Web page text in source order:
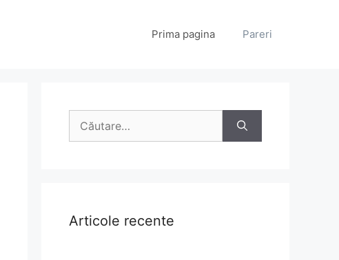
Prima pagina Pareri
Articole recente